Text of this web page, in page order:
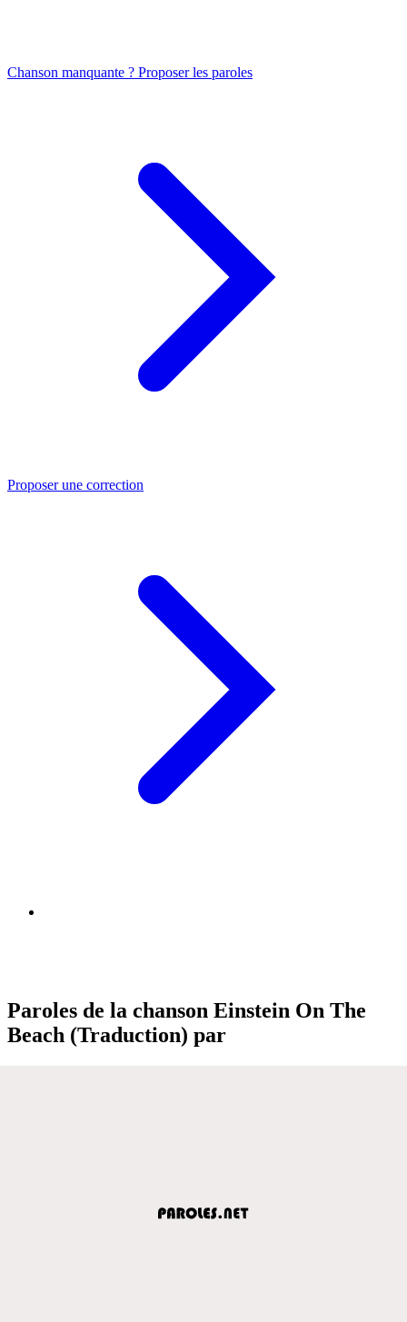
Chanson manquante ? Proposer les paroles
Proposer une correction
Paroles de la chanson Einstein On The
Beach (Traduction) par